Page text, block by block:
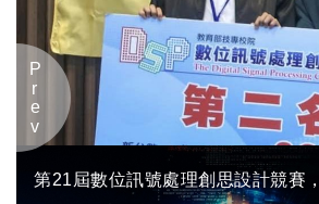
第21屆數位訊號處理創思設計競賽
Prev